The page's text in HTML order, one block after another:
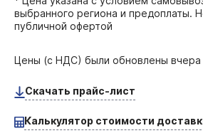
выбранного региона и предоплаты.
публичной офертой
Цены (с НДС) были обновлены вчера
Скачать прайс-лист
Калькулятор стоимости